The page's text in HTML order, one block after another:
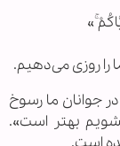
ۚ»
را روزی می‌دهیم.
جوانان ما رسوخ
بهتر است».